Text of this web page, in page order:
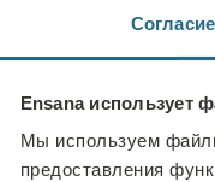
Согласие
Ensana использует
Мы используем
предоставления